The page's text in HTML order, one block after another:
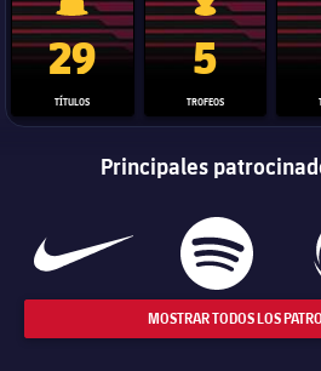
Trofeo de La Liga
29
TÍTULOS
Trofeo de la
5
TROFEOS
Principales
MOSTRAR TODOS LOS